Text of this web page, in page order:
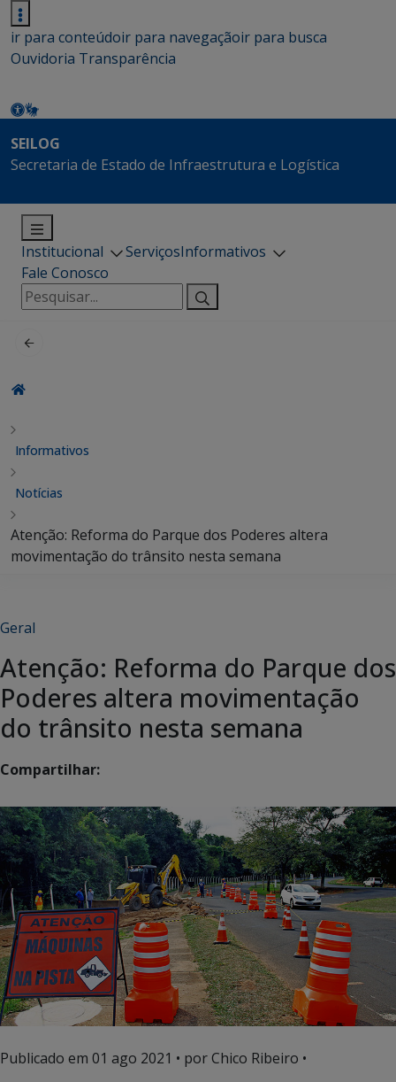
ir para conteúdoir para navegaçãoir para busca
Ouvidoria Transparência
SEILOG
Secretaria de Estado de Infraestrutura e Logística
Institucional ServiçosInformativos
Fale Conosco
Pesquisar
por:
Informativos
Notícias
Atenção: Reforma do Parque dos Poderes altera
movimentação do trânsito nesta semana
Geral
Atenção: Reforma do Parque dos
Poderes altera movimentação
do trânsito nesta semana
Compartilhar:
Publicado em 01 ago 2021 • por Chico Ribeiro •